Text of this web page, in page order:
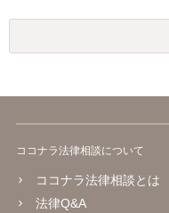
ココナラ法律相談について
ココナラ法律相談とは
法律Q&A